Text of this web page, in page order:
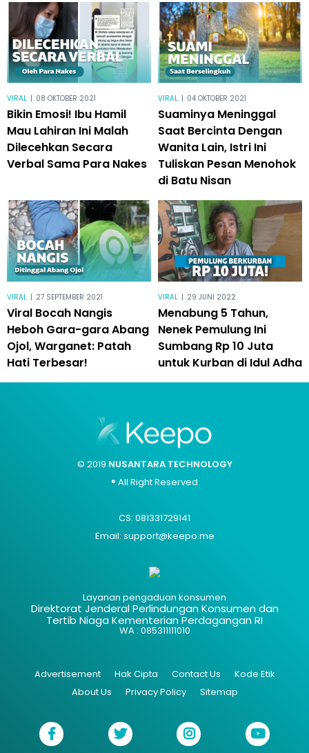
VIRAL | 08 OKTOBER 2021
Bikin Emosi! Ibu Hamil
Mau Lahiran Ini Malah
Dilecehkan Secara
Verbal Sama Para Nakes
VIRAL | 04 OKTOBER 2021
Suaminya Meninggal
Saat Bercinta Dengan
Wanita Lain, Istri Ini
Tuliskan Pesan Menohok
di Batu Nisan
VIRAL | 27 SEPTEMBER 2021
Viral Bocah Nangis
Heboh Gara-gara Abang
Ojol, Warganet: Patah
Hati Terbesar!
VIRAL | 29 JUNI 2022
Menabung 5 Tahun,
Nenek Pemulung Ini
Sumbang Rp 10 Juta
untuk Kurban di Idul Adha
© 2019 NUSANTARA TECHNOLOGY
® All Right Reserved
CS: 081331729141
Email: support@keepo.me
Layanan pengaduan konsumen
Direktorat Jenderal Perlindungan Konsumen dan
Tertib Niaga Kementerian Perdagangan RI
WA : 085311111010
Advertisement Hak Cipta Contact Us
Kode Etik
About Us
Privacy Policy Sitemap